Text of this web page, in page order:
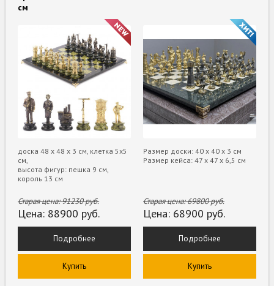
см
доска 48 х 48 х 3 см, клетка 5х5
см,
высота фигур: пешка 9 см,
король 13 см
Старая цена:91230руб.
Цена: 88900 руб.
Подробнее
Купить
Размер доски: 40 х 40 х 3 см
Размер кейса: 47 х 47 х 6,5 см
Старая цена:69800руб.
Цена: 68900 руб.
Подробнее
Купить